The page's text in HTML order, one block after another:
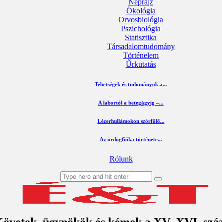
Néprajz
Ökológia
Orvosbiológia
Pszichológia
Statisztika
Társadalomtudomány
Történelem
Űrkutatás
Tehetségek és tudományok a...
A labortól a betegágyig –...
Lézerhullámokon szörfölő...
Az ördögfióka története...
Rólunk